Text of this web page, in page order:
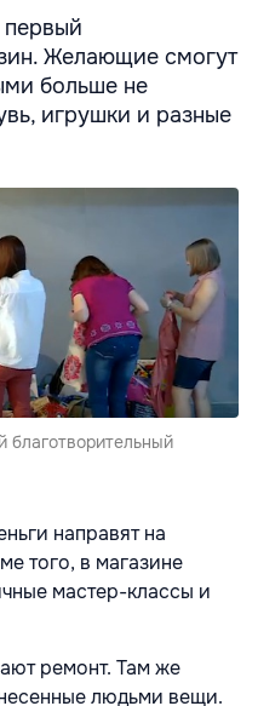
Желающие смогут
больше не
игрушки и разные
благотворительный
направят на
того, в магазине
мастер-классы и
ремонт. Там же
людьми вещи.